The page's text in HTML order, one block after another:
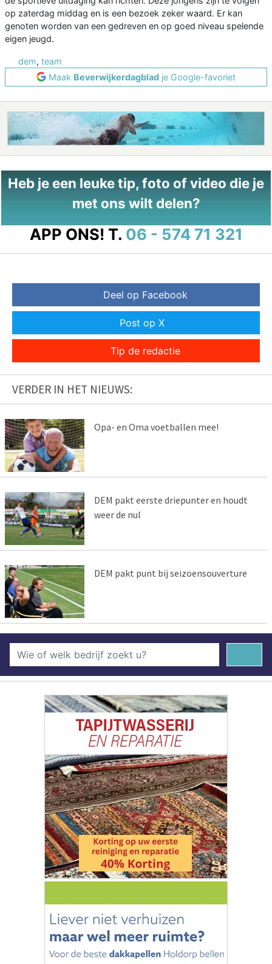
op zaterdag middag en is een bezoek zeker waard. Er kan
genoten worden van een gedreven en op goed niveau spelende
eigen jeugd.
dem, team
Maak Beverwijkerdagblad je Google-favoriet
Heb je een leuke tip, foto of video die je
met ons wilt delen?
APP ONS! T. 06 - 574 71 321
Deel op Facebook
Post op X
Tip de redactie
VERDER IN HET NIEUWS:
Opa- en Oma voetballen mee!
DEM pakt eerste driepunter en houdt
weer de nul
DEM pakt punt bij seizoensouverture